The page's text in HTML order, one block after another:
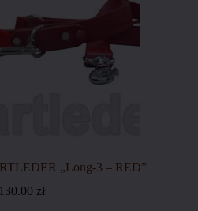
„Long-3 – RED”
130.00 zł